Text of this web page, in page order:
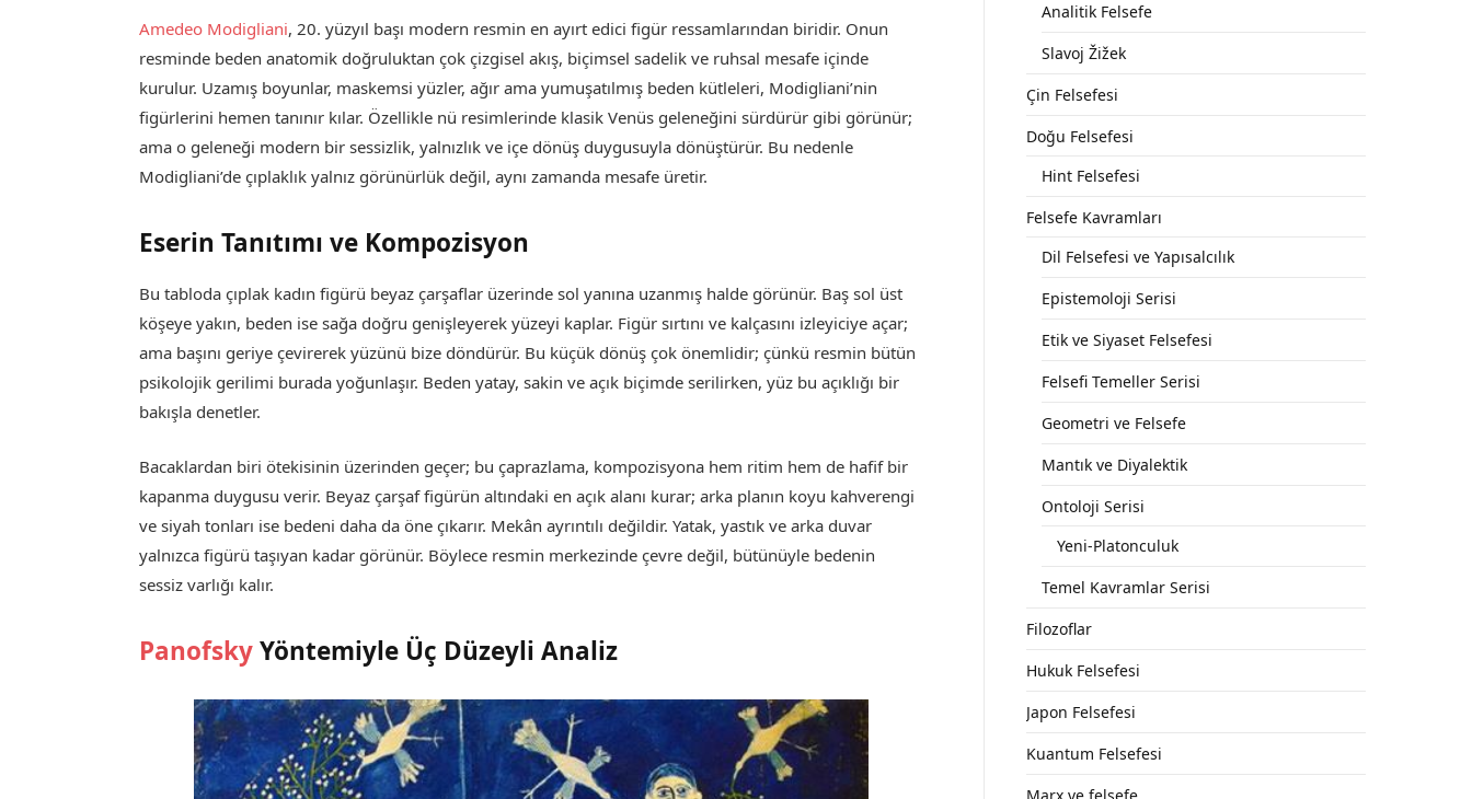
Amedeo Modigliani, 20. yüzyıl başı modern resmin en ayırt edici figür ressamlarından biridir. Onun
resminde beden anatomik doğruluktan çok çizgisel akış, biçimsel sadelik ve ruhsal mesafe içinde
kurulur. Uzamış boyunlar, maskemsi yüzler, ağır ama yumuşatılmış beden kütleleri, Modigliani’nin
figürlerini hemen tanınır kılar. Özellikle nü resimlerinde klasik Venüs geleneğini sürdürür gibi görünür;
ama o geleneği modern bir sessizlik, yalnızlık ve içe dönüş duygusuyla dönüştürür. Bu nedenle
Modigliani’de çıplaklık yalnız görünürlük değil, aynı zamanda mesafe üretir.
Eserin Tanıtımı ve Kompozisyon
Bu tabloda çıplak kadın figürü beyaz çarşaflar üzerinde sol yanına uzanmış halde görünür. Baş sol üst
köşeye yakın, beden ise sağa doğru genişleyerek yüzeyi kaplar. Figür sırtını ve kalçasını izleyiciye açar;
ama başını geriye çevirerek yüzünü bize döndürür. Bu küçük dönüş çok önemlidir; çünkü resmin bütün
psikolojik gerilimi burada yoğunlaşır. Beden yatay, sakin ve açık biçimde serilirken, yüz bu açıklığı bir
bakışla denetler.
Bacaklardan biri ötekisinin üzerinden geçer; bu çaprazlama, kompozisyona hem ritim hem de hafif bir
kapanma duygusu verir. Beyaz çarşaf figürün altındaki en açık alanı kurar; arka planın koyu kahverengi
ve siyah tonları ise bedeni daha da öne çıkarır. Mekân ayrıntılı değildir. Yatak, yastık ve arka duvar
yalnızca figürü taşıyan kadar görünür. Böylece resmin merkezinde çevre değil, bütünüyle bedenin
sessiz varlığı kalır.
PanofskyYöntemiyle Üç Düzeyli Analiz
Analitik Felsefe
Slavoj Žižek
Çin Felsefesi
Doğu Felsefesi
Hint Felsefesi
Felsefe Kavramları
Dil Felsefesi ve Yapısalcılık
Epistemoloji Serisi
Etik ve Siyaset Felsefesi
Felsefi Temeller Serisi
Geometri ve Felsefe
Mantık ve Diyalektik
Ontoloji Serisi
Yeni-Platonculuk
Temel Kavramlar Serisi
Filozoflar
Hukuk Felsefesi
Japon Felsefesi
Kuantum Felsefesi